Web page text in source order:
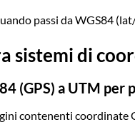
passi da WGS84
sistemi di
(GPS) a UTM
contenenti coordinate